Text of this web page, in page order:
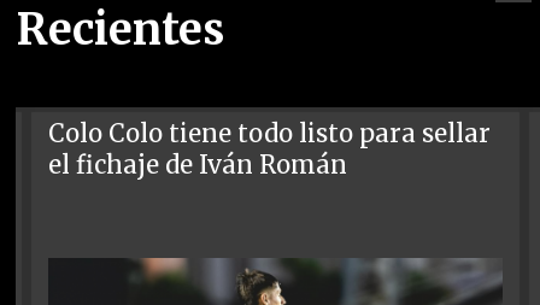
Recientes
Colo Colo tiene todo listo para sellar
el fichaje de Iván Román